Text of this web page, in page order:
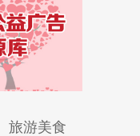
旅游美食